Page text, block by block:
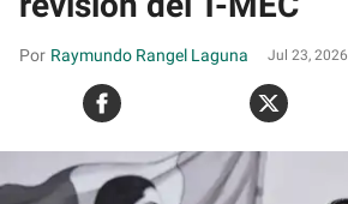
Raymundo Rangel Laguna Jul 23, 2026